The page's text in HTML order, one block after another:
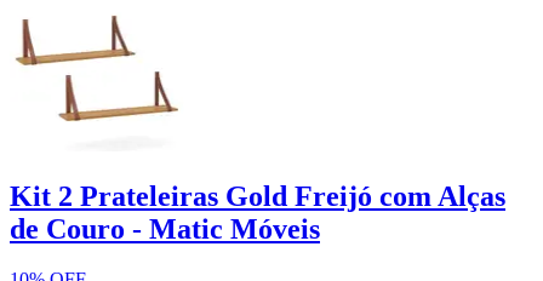
Kit 2 Prateleiras Gold Freijó com Alças
de Couro - Matic Móveis